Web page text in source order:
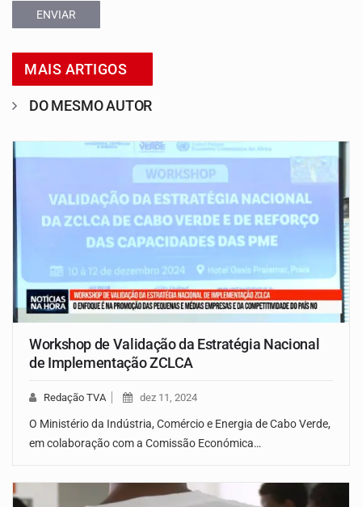
ENVIAR
MAIS ARTIGOS
DO MESMO AUTOR
Workshop de Validação da Estratégia Nacional
de Implementação ZCLCA
Redação TVA dez 11, 2024
O Ministério da Indústria, Comércio e Energia de Cabo Verde,
em colaboração com a Comissão Económica…